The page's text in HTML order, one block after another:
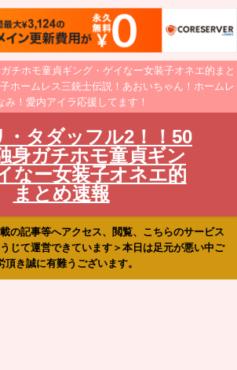
チホモ童貞ギング・ゲイなー女装子オネエ的まと
ホームレス三銃士伝説！あおいちゃん！ホームレ
み！愛内アイラ応援してます！
・タダッフル2！！50
身ガチホモ童貞ギン
なー女装子オネエ的
まとめ速報
の記事等へアクセス、閲覧、こちらのサービス
じて運営できています＞本日は足元が悪い中ご
頂き誠に有難うございます。